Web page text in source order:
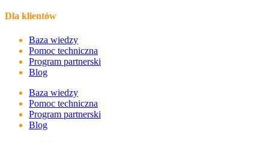
Dla klientów
Baza wiedzy
Pomoc techniczna
Program partnerski
Blog
Baza wiedzy
Pomoc techniczna
Program partnerski
Blog